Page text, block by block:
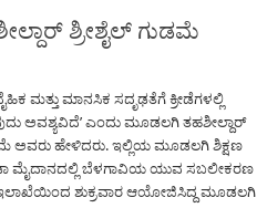
ಶ್ರೀಶೈಲ್ ಗುಡಮೆ
ಮತ್ತು ಮಾನಸಿಕ ಸದೃಢತೆಗೆ ಕ್ರೀಡೆಗಳಲ್ಲಿ
ಅವಶ್ಯವಿದೆ’ ಎಂದು ಮೂಡಲಗಿ ತಹಶೀಲ್ದಾರ್
ಅವರು ಹೇಳಿದರು. ಇಲ್ಲಿಯ ಮೂಡಲಗಿ ಶಿಕ್ಷಣ
ಮೈದಾನದಲ್ಲಿ ಬೆಳಗಾವಿಯ ಯುವ ಸಬಲೀಕರಣ
ಇಲಾಖೆಯಿಂದ ಶುಕ್ರವಾರ ಆಯೋಜಿಸಿದ್ದ ಮೂಡಲಗಿ